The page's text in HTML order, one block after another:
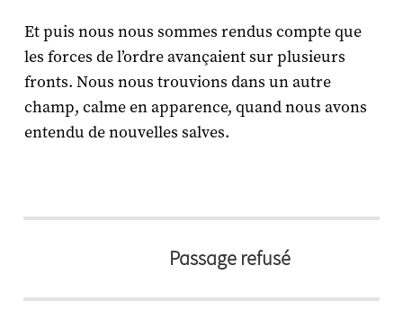
Et puis nous nous sommes rendus compte que
les forces de l’ordre avançaient sur plusieurs
fronts. Nous nous trouvions dans un autre
champ, calme en apparence, quand nous avons
entendu de nouvelles salves.
Passage refusé